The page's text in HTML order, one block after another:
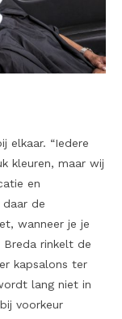
elkaar. “Iedere
kleuren, maar wij
en
de
wanneer je je
rinkelt de
kapsalons ter
lang niet in
voorkeur